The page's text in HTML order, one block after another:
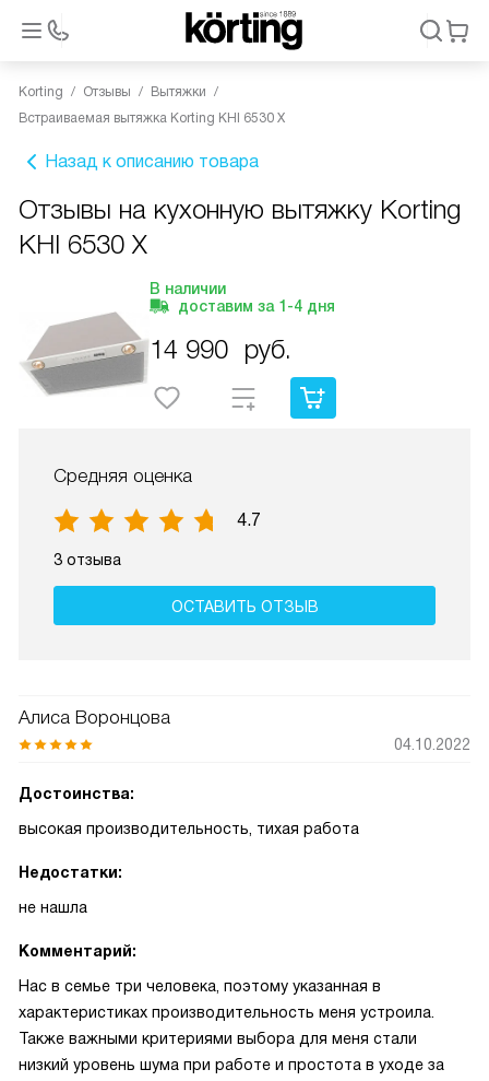
Korting Отзывы
Вытяжки
Встраиваемая вытяжка Korting KHI 6530 X
Назад к описанию товара
Отзывы на кухонную вытяжку Korting
KHI 6530 X
В наличии
доставим за 1-4 дня
14 990 руб.
Средняя оценка
4.7
3 отзыва
ОСТАВИТЬ ОТЗЫВ
Алиса Воронцова
04.10.2022
Достоинства:
высокая производительность, тихая работа
Недостатки:
не нашла
Комментарий:
Нас в семье три человека, поэтому указанная в
характеристиках производительность меня устроила.
Также важными критериями выбора для меня стали
низкий уровень шума при работе и простота в уходе за